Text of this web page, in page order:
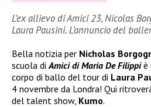
L’ex allievo di Amici 23, Nicolas
Laura Pausini. L’annuncio del
Bella notizia per Nicholas
scuola di Amici di Maria De Filippiè
corpo di ballo del tour di Laura
4 novembre da Londra! Qui
del talent show, Kumo.